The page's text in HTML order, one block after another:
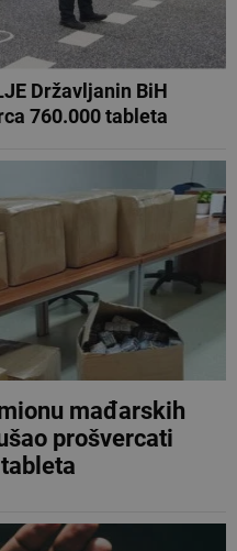
Državljanin BiH
760.000 tableta
mađarskih
prošvercati